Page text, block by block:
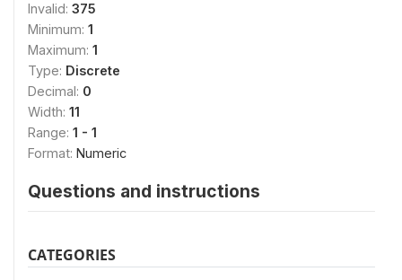
Invalid: 375
Minimum: 1
Maximum: 1
Type: Discrete
Decimal: 0
Width: 11
Range: 1 - 1
Format: Numeric
Questions and instructions
CATEGORIES